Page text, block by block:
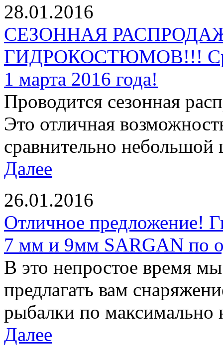
28.01.2016
СЕЗОННАЯ
ГИДРОКОСТЮМОВ!!!
1 марта 2016 года!
Проводится сезонная
Это отличная
сравнительно
Далее
26.01.2016
Отличное предложение!
7 мм и 9мм SARGAN по
В это непростое время
предлагать вам
рыбалки по максимально
Далее